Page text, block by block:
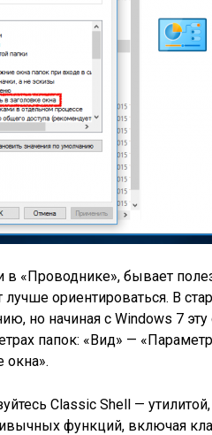
«Проводнике», бывает
ориентироваться. В
но начиная с Windows 7
папок: «Вид» —
окна».
Classic Shell —
функций, включая